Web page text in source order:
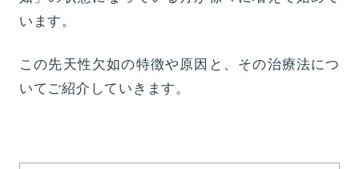
います。
この先天性欠如の特徴や原因と、その治療法につ
いてご紹介していきます。